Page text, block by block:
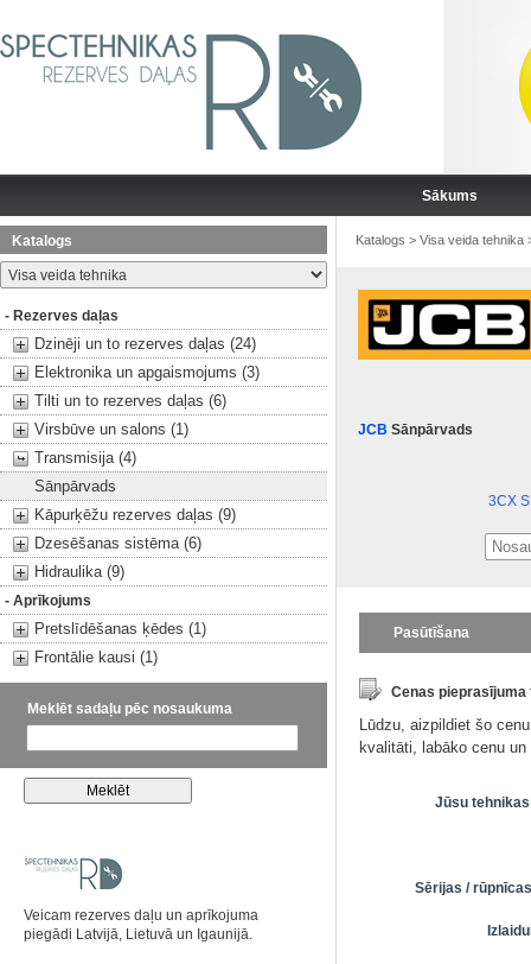
Sākums
Katalogs
- Rezerves daļas
Dzinēji un to rezerves daļas (24)
Elektronika un apgaismojums (3)
Tilti un to rezerves daļas (6)
Virsbūve un salons (1)
Transmisija (4)
Sānpārvads
Kāpurķēžu rezerves daļas (9)
Dzesēšanas sistēma (6)
Hidraulika (9)
- Aprīkojums
Pretslīdēšanas ķēdes (1)
Frontālie kausi (1)
Meklēt sadaļu pēc nosaukuma
Veicam rezerves daļu un aprīkojuma
piegādi Latvijā, Lietuvā un Igaunijā.
Katalogs > Visa veida tehnika
JCB Sānpārvads
3CX
Pasūtīšana
Cenas pieprasījuma
Lūdzu, aizpildiet šo
kvalitāti, labāko cenu
Jūsu
Sērijas /